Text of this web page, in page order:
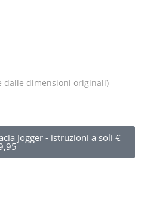
dalle dimensioni originali)
Jogger - istruzioni a soli €